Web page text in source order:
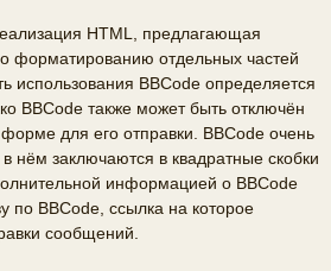
HTML, предлагающая
форматированию отдельных частей
использования BBCode определяется
BBCode также может быть отключён
для его отправки. BBCode очень
нём заключаются в квадратные скобки
информацией о BBCode
по BBCode, ссылка на которое
сообщений.